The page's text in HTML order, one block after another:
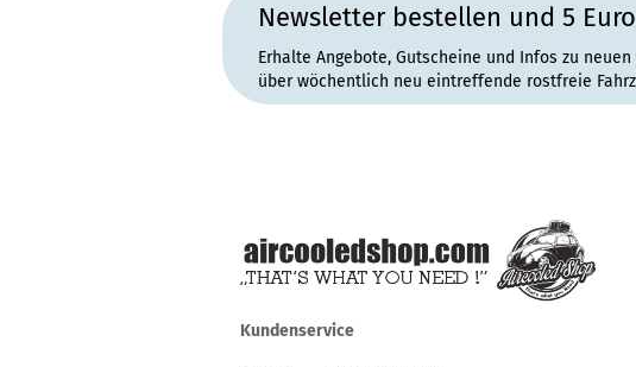
Newsletter bestellen und 5
Erhalte Angebote, Gutscheine und Infos zu
über wöchentlich neu eintreffende rostfreie
Kundenservice